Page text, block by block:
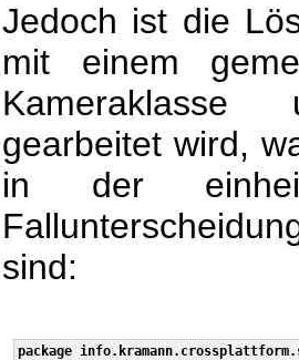
Jedoch ist die
mit einem
Kameraklasse
gearbeitet wird,
in der
sind:
package